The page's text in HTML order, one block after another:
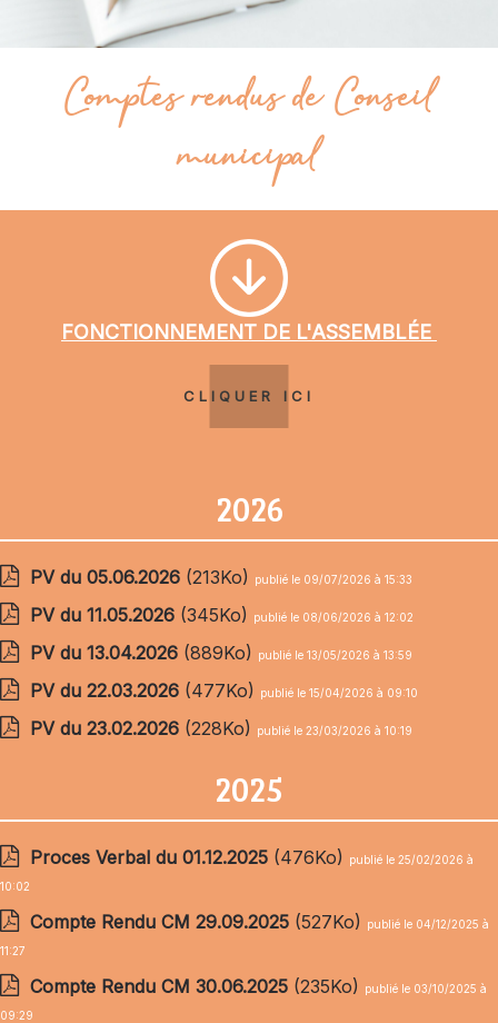
Comptes rendus de Conseil
municipal
FONCTIONNEMENT DE L'ASSEMBLÉE
CLIQUER ICI
2026
PV du 05.06.2026 (213Ko) publié le 09/07/2026 à 15:33
PV du 11.05.2026 (345Ko) publié le 08/06/2026 à 12:02
PV du 13.04.2026 (889Ko) publié le 13/05/2026 à 13:59
PV du 22.03.2026 (477Ko) publié le 15/04/2026 à 09:10
PV du 23.02.2026 (228Ko) publié le 23/03/2026 à 10:19
2025
Proces Verbal du 01.12.2025 (476Ko)
publié le 25/02/2026 à
10:02
Compte Rendu CM 29.09.2025 (527Ko)
publié le 04/12/2025 à
11:27
Compte Rendu CM 30.06.2025 (235Ko)
publié le 03/10/2025 à
09:29